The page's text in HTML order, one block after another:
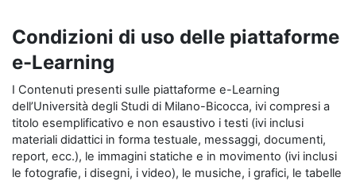
Condizioni di uso delle piattaforme
e-Learning
I Contenuti presenti sulle piattaforme e-Learning
dell’Università degli Studi di Milano-Bicocca, ivi compresi a
titolo esemplificativo e non esaustivo i testi (ivi inclusi
materiali didattici in forma testuale, messaggi, documenti,
report, ecc.), le immagini statiche e in movimento (ivi inclusi
le fotografie, i disegni, i video), le musiche, i grafici, le tabelle